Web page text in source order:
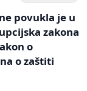
povukla je u
zakona
o
o zaštiti